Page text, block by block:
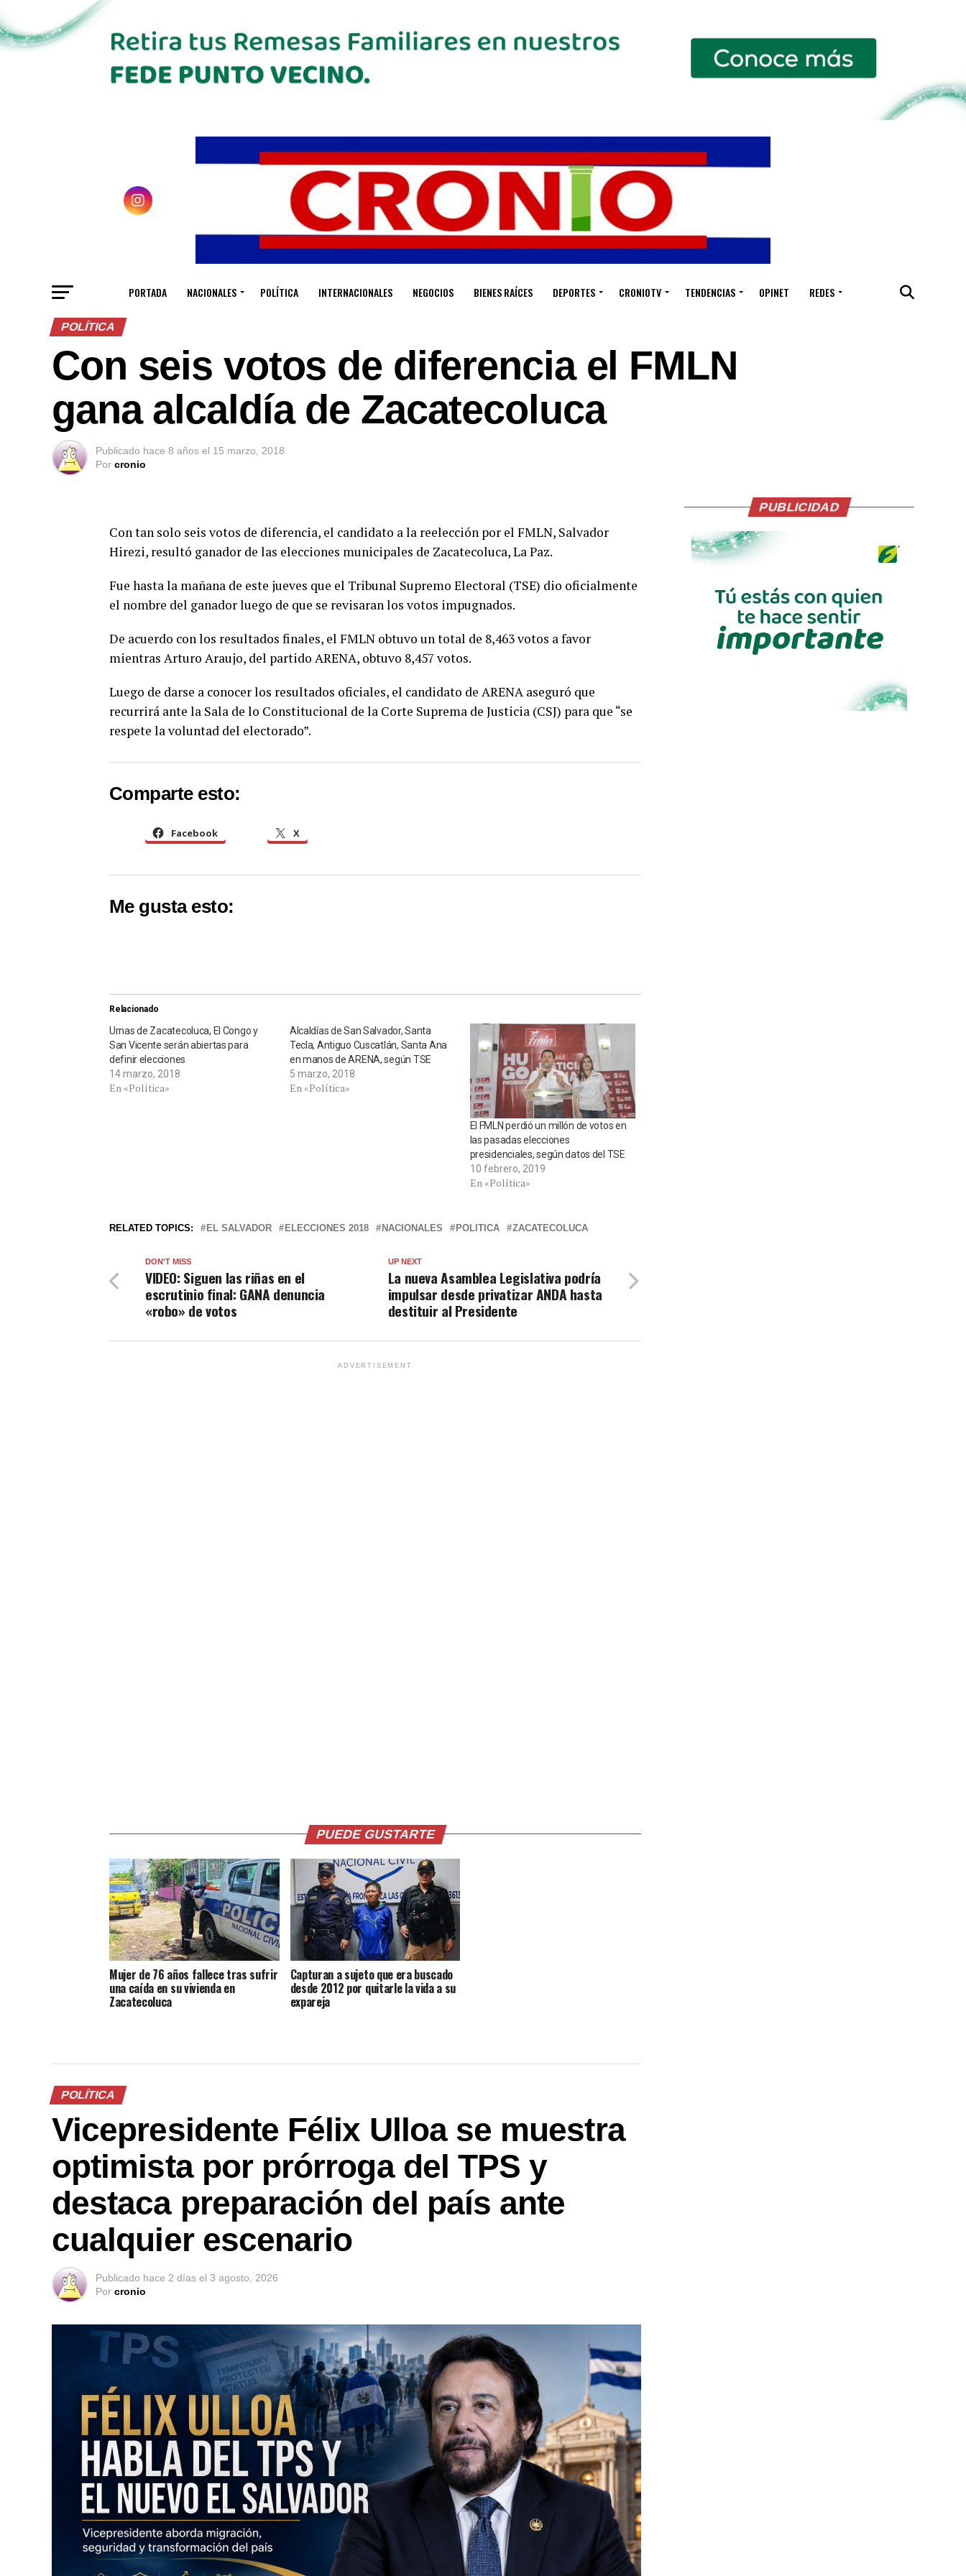
PORTADA NACIONALES POLÍTICA INTERNACIONALES NEGOCIOS BIENES RAÍCES DEPORTES CRONIOTV TENDENCIAS OPINET REDES
POLÍTICA
Con seis votos de diferencia el FMLN
gana alcaldía de Zacatecoluca
Publicado hace 8 años el 15 marzo, 2018
Por cronio
Con tan solo seis votos de diferencia, el candidato a la reelección por el FMLN, Salvador
Hirezi, resultó ganador de las elecciones municipales de Zacatecoluca, La Paz.
Fue hasta la mañana de este jueves que el Tribunal Supremo Electoral (TSE) dio oficialmente
el nombre del ganador luego de que se revisaran los votos impugnados.
De acuerdo con los resultados finales, el FMLN obtuvo un total de 8,463 votos a favor
mientras Arturo Araujo, del partido ARENA, obtuvo 8,457 votos.
Luego de darse a conocer los resultados oficiales, el candidato de ARENA aseguró que
recurrirá ante la Sala de lo Constitucional de la Corte Suprema de Justicia (CSJ) para que “se
respete la voluntad del electorado”.
Comparte esto:
Facebook X
Me gusta esto:
Relacionado
Urnas de Zacatecoluca, El Congo y
San Vicente serán abiertas para
definir elecciones
14 marzo, 2018
En «Política»
Alcaldías de San Salvador, Santa
Tecla, Antiguo Cuscatlán, Santa Ana
en manos de ARENA, según TSE
5 marzo, 2018
En «Política»
El FMLN perdió un millón de votos en
las pasadas elecciones
presidenciales, según datos del TSE
10 febrero, 2019
En «Política»
RELATED TOPICS: EL SALVADOR ELECCIONES 2018 NACIONALES POLITICA ZACATECOLUCA
UP NEXT
La nueva Asamblea Legislativa podría
impulsar desde privatizar ANDA hasta
destituir al Presidente
DON'T MISS
VIDEO: Siguen las riñas en el
escrutinio final: GANA denuncia
«robo» de votos
ADVERTISEMENT
PUEDE GUSTARTE
Mujer de 76 años fallece tras sufrir
una caída en su vivienda en
Zacatecoluca
Capturan a sujeto que era buscado
desde 2012 por quitarle la vida a su
expareja
POLÍTICA
Vicepresidente Félix Ulloa se muestra
optimista por prórroga del TPS y
destaca preparación del país ante
cualquier escenario
Publicado hace 2 días el 3 agosto, 2026
Por cronio
PUBLICIDAD